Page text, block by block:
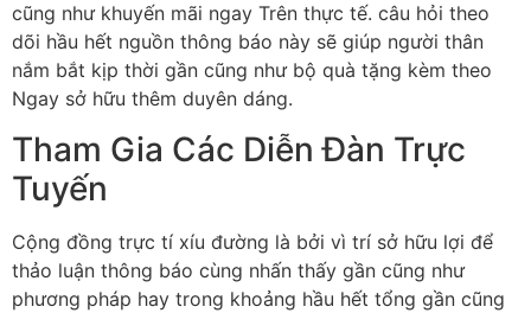
cũng như khuyến mãi ngay Trên thực tế. câu hỏi theo
dõi hầu hết nguồn thông báo này sẽ giúp người thân
nắm bắt kịp thời gần cũng như bộ quà tặng kèm theo
Ngay sở hữu thêm duyên dáng.
Tham Gia Các Diễn Đàn Trực
Tuyến
Cộng đồng trực tí xíu đường là bởi vì trí sở hữu lợi để
thảo luận thông báo cùng nhấn thấy gần cũng như
phương pháp hay trong khoảng hầu hết tổng gần cũng